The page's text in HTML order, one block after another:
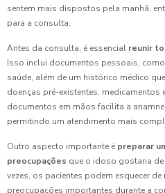
sentem mais dispostos pela manhã,
para a consulta.
Antes da consulta, é essencial reunir
Isso inclui documentos pessoais,
saúde, além de um histórico médico
doenças pré-existentes, medicamentos
documentos em mãos facilita a
permitindo um atendimento mais
Outro aspecto importante é preparar
preocupações que o idoso gostaria
vezes, os pacientes podem esquecer
preocupações importantes durante a